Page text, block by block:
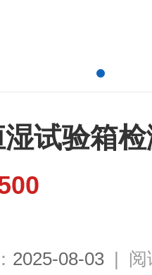
试验箱
2025-08-03 | 阅